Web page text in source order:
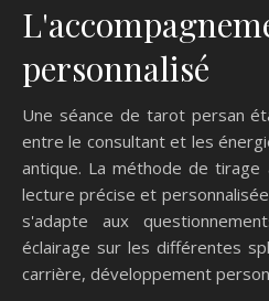
personnalisé
Une séance de tarot persan
entre le consultant et les
antique. La méthode de
lecture précise et
s'adapte aux
éclairage sur les différentes
carrière, développement